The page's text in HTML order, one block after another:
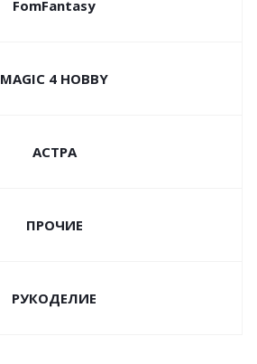
FomFantasy
MAGIC 4 HOBBY
АСТРА
ПРОЧИЕ
РУКОДЕЛИЕ